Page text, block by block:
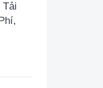
Tải